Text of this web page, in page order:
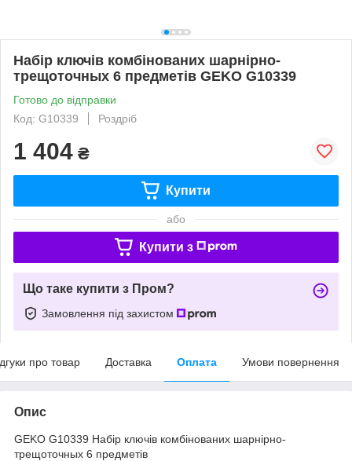
Набір ключів комбінованих шарнірно-
трещоточных 6 предметів GEKO G10339
Готово до відправки
Код: G10339
Роздріб
1 404 ₴
Купити
або
Купити з
Що таке купити з Пром?
Замовлення під захистом
про товар Доставка Оплата Умови повернення
Опис
GEKO G10339 Набір ключів комбінованих шарнірно-
трещоточных 6 предметів